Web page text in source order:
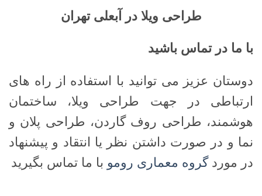
طراحی ویلا در آبعلی تهران
با ما در تماس باشید
دوستان عزیز می توانید با استفاده از راه های
ارتباطی در جهت طراحی ویلا، ساختمان
هوشمند، طراحی روف گاردن، طراحی پلان و
نما و در صورت داشتن نظر یا انتقاد و پیشنهاد
در موردگروه معماری رومو با ما تماس بگیرید